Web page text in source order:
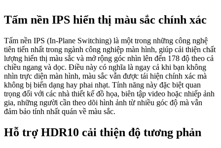
Tấm nền IPS hiển thị màu sắc chính xác
Tấm nền IPS (In-Plane Switching) là một trong những công nghệ
tiên tiến nhất trong ngành công nghiệp màn hình, giúp cải thiện chất
lượng hiển thị màu sắc và mở rộng góc nhìn lên đến 178 độ theo cả
chiều ngang và dọc. Điều này có nghĩa là ngay cả khi bạn không
nhìn trực diện màn hình, màu sắc vẫn được tái hiện chính xác mà
không bị biến dạng hay phai nhạt. Tính năng này đặc biệt quan
trọng đối với các nhà thiết kế đồ họa, biên tập video hoặc nhiếp ảnh
gia, những người cần theo dõi hình ảnh từ nhiều góc độ mà vẫn
đảm bảo tính nhất quán về màu sắc.
Hỗ trợ HDR10 cải thiện độ tương phản